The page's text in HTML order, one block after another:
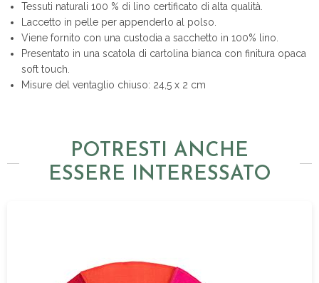
Tessuti naturali 100 % di lino certificato di alta qualità.
Laccetto in pelle per appenderlo al polso.
Viene fornito con una custodia a sacchetto in 100% lino.
Presentato in una scatola di cartolina bianca con finitura opaca
soft touch.
Misure del ventaglio chiuso: 24,5 x 2 cm
POTRESTI ANCHE
ESSERE INTERESSATO